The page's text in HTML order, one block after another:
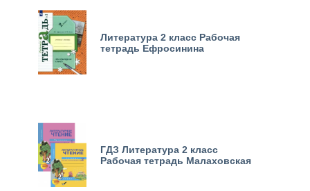
Литература 2 класс Рабочая
тетрадь Ефросинина
ГДЗ Литература 2 класс
Рабочая тетрадь Малаховская